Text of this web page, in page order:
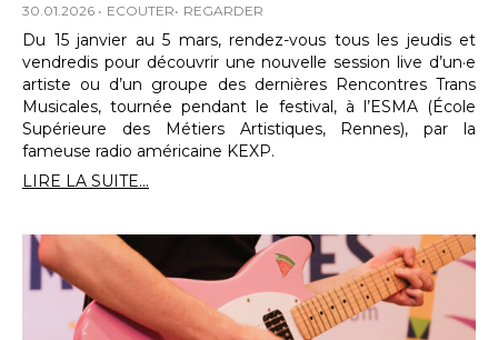
30.01.2026 ECOUTER REGARDER
Du 15 janvier au 5 mars, rendez-vous tous les jeudis et
vendredis pour découvrir une nouvelle session live d’un·e
artiste ou d’un groupe des dernières Rencontres Trans
Musicales, tournée pendant le festival, à l’ESMA (École
Supérieure des Métiers Artistiques, Rennes), par la
fameuse radio américaine KEXP.
LIRE LA SUITE...